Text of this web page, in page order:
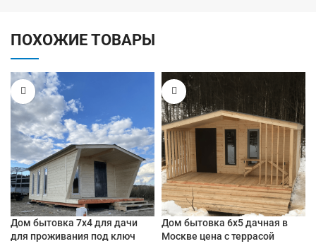
ПОХОЖИЕ ТОВАРЫ
Дом бытовка 7х4 для дачи
для проживания под ключ
Дом бытовка 6х5 дачная в
Москве цена с террасой